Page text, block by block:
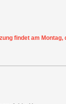
findet am Montag,